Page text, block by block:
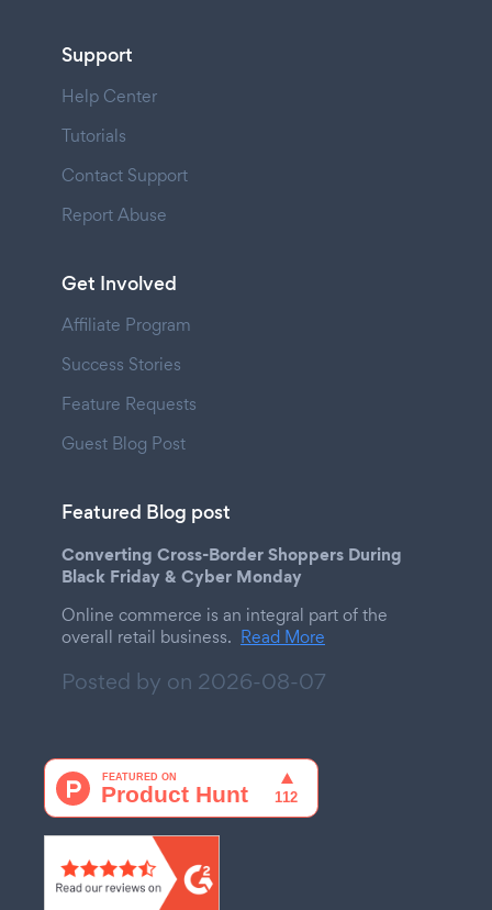
Support
Help Center
Tutorials
Contact Support
Report Abuse
Get Involved
Affiliate Program
Success Stories
Feature Requests
Guest Blog Post
Featured Blog post
Converting Cross-Border Shoppers During
Black Friday & Cyber Monday
Online commerce is an integral part of the
overall retail business. Read More
Posted by on 2026-08-07